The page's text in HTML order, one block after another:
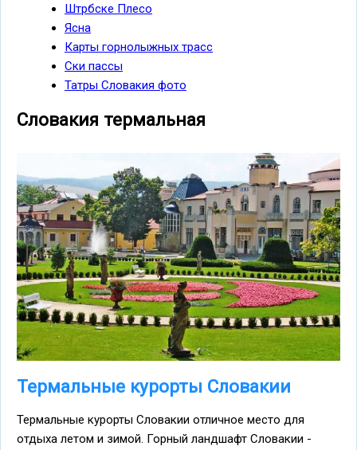
Штрбске Плесо
Ясна
Карты горнолыжных трасс
Ски пассы
Татры Словакия фото
Словакия термальная
Термальные курорты Словакии
Термальные курорты Словакии отличное место для
отдыха летом и зимой. Горный ландшафт Словакии -